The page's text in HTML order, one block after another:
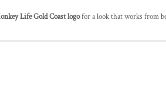
Life Gold Coast logofor a look that works from